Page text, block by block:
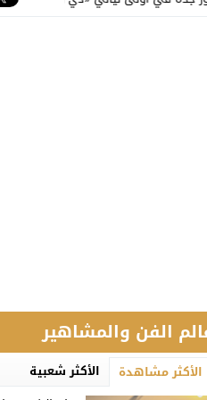
الفن والمشاهير
الأكثر مشاهدة الأكثر شعبية